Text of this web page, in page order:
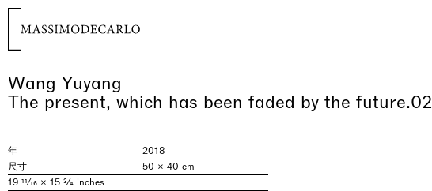
Wang Yuyang
The present, which has been faded by the future.02
年
2018
尺寸
50 × 40 cm
19 11⁄16 × 15 3⁄4 inches